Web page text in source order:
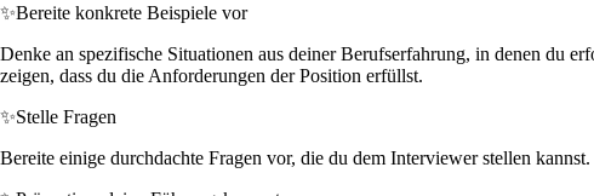
✨Bereite konkrete Beispiele vor
Denke an spezifische Situationen aus deiner Berufserfahrung, in denen du
zeigen, dass du die Anforderungen der Position erfüllst.
✨Stelle Fragen
Bereite einige durchdachte Fragen vor, die du dem Interviewer stellen